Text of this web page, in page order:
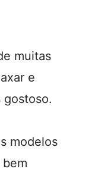
muitas
e
gostoso.
modelos